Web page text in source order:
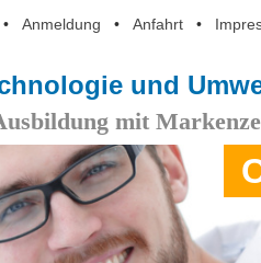
• Anmeldung • Anfahrt •
und
mit